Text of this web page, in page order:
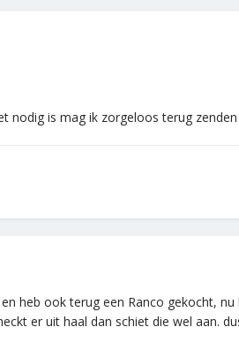
nodig is mag ik zorgeloos terug zenden
heb ook terug een Ranco gekocht,
er uit haal dan schiet die wel aan.